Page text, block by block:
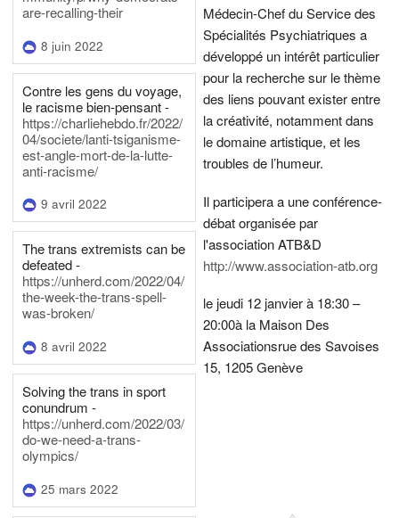
are-recalling-their
8 juin 2022
Contre les gens du voyage,
le racisme bien-pensant -
https://charliehebdo.fr/2022/
04/societe/lanti-tsiganisme-
est-angle-mort-de-la-lutte-
anti-racisme/
9 avril 2022
The trans extremists can be
defeated -
https://unherd.com/2022/04/
the-week-the-trans-spell-
was-broken/
8 avril 2022
Solving the trans in sport
conundrum -
https://unherd.com/2022/03/
do-we-need-a-trans-
olympics/
25 mars 2022
Médecin-Chef du Service des
Spécialités Psychiatriques a
développé un intérêt particulier
pour la recherche sur le thème
des liens pouvant exister entre
la créativité, notamment dans
le domaine artistique, et les
troubles de l’humeur.
Il participera a une conférence-
débat organisée par
l'association ATB&D
http://www.association-atb.org
le jeudi 12 janvier à 18:30 –
20:00à la Maison Des
Associationsrue des Savoises
15, 1205 Genève